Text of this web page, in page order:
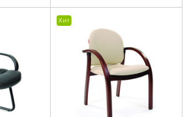
Россия экопремиум,
Хит